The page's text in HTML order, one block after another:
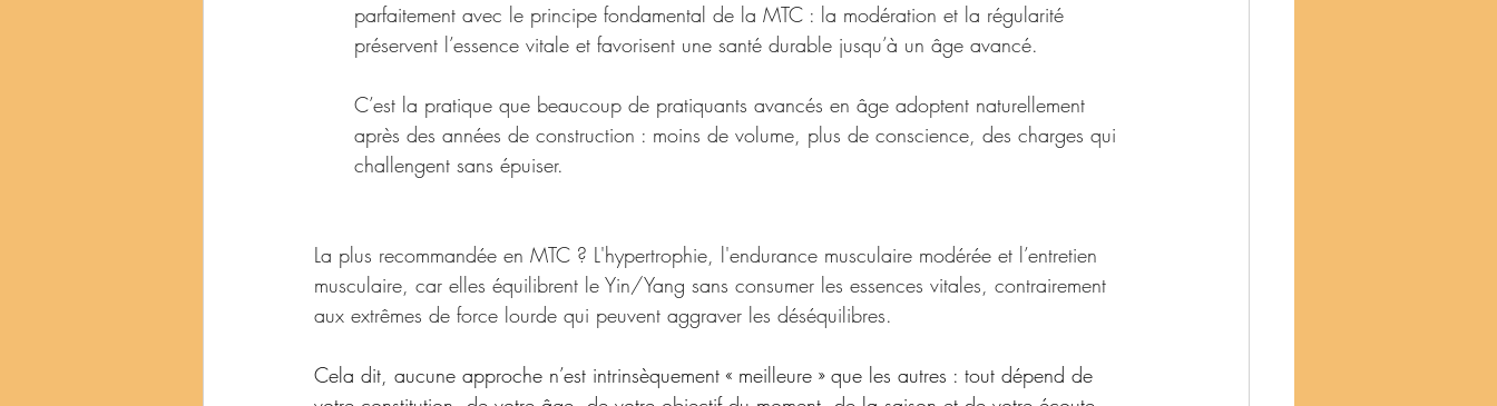
parfaitement avec le principe fondamental de la MTC : la modération et la régularité
préservent l’essence vitale et favorisent une santé durable jusqu’à un âge avancé.
C’est la pratique que beaucoup de pratiquants avancés en âge adoptent naturellement
après des années de construction : moins de volume, plus de conscience, des charges qui
challengent sans épuiser.
La plus recommandée en MTC ? L'hypertrophie, l'endurance musculaire modérée et l’entretien
musculaire, car elles équilibrent le Yin/Yang sans consumer les essences vitales, contrairement
aux extrêmes de force lourde qui peuvent aggraver les déséquilibres.
Cela dit, aucune approche n’est intrinsèquement « meilleure » que les autres : tout dépend de